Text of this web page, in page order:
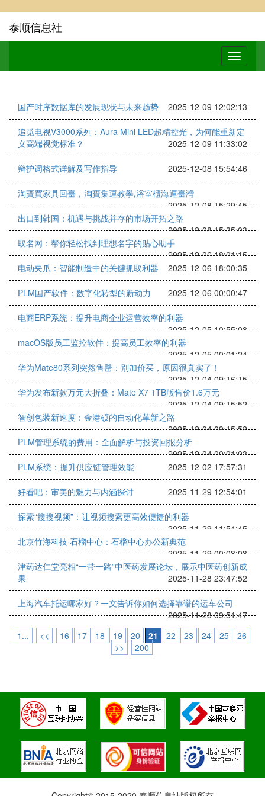
泰顺信息社
国产时序数据库的发展现状与未来趋势 2025-12-09 12:02:13
追觅电视V3000系列：Aura Mini LED超精控光，为何能重新定
义高端视觉标准？
2025-12-09 11:33:02
辩护词格式详解及写作指导 2025-12-08 15:54:46
淘寶買家具回臺，淘寶集運教學,浴室櫃海運臺灣
2025-12-08 15:29:45
出口到韩国：机遇与挑战并存的市场开拓之路
2025-12-08 15:35:03
取名网：帮你轻松找到理想名字的贴心助手
2025-12-06 18:01:15
电动夹爪：智能制造中的关键抓取利器
2025-12-06 18:00:35
PLM国产软件：数字化转型的新动力 2025-12-06 00:00:47
电商ERP系统：提升电商企业运营效率的利器
2025-12-05 10:55:08
macOS版员工监控软件：提高员工效率的利器
2025-12-05 00:01:24
华为Mate80系列突然售罄：别加价买，原因很真实了！
2025-12-04 09:16:15
华为发布新款万元大折叠：Mate X7 1TB版售价1.6万元
2025-12-04 09:15:52
智创包装新速度：金港硕的自动化革新之路
2025-12-04 09:15:52
PLM管理系统的费用：全面解析与投资回报分析
2025-12-04 00:01:03
PLM系统：提升供应链管理效能
2025-12-02 17:57:31
好看吧：审美的魅力与内涵探讨 2025-11-29 12:54:01
探索“搜搜视频”：让视频搜索更高效便捷的利器
2025-11-29 11:54:45
北京竹海科技·石榴中心：石榴中心办公新典范
2025-11-29 00:03:03
津药达仁堂亮相“一带一路”中医药发展论坛，展示中医药创新成
果
2025-11-28 23:47:52
上海汽车托运哪家好？一文告诉你如何选择靠谱的运车公司
2025-11-28 09:51:47
1...
<< 16 17 18 19 20 21 22 23 24 25
26
>>
200